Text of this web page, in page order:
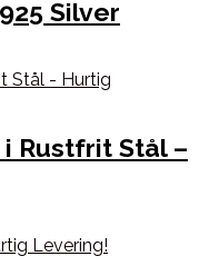
Silver
Rustfrit Stål –